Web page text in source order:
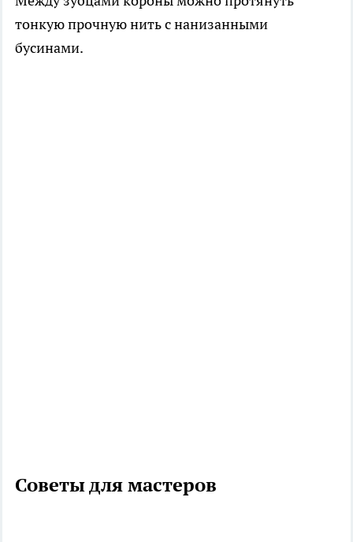
тонкую прочную нить с нанизанными
бусинами.
Советы для мастеров